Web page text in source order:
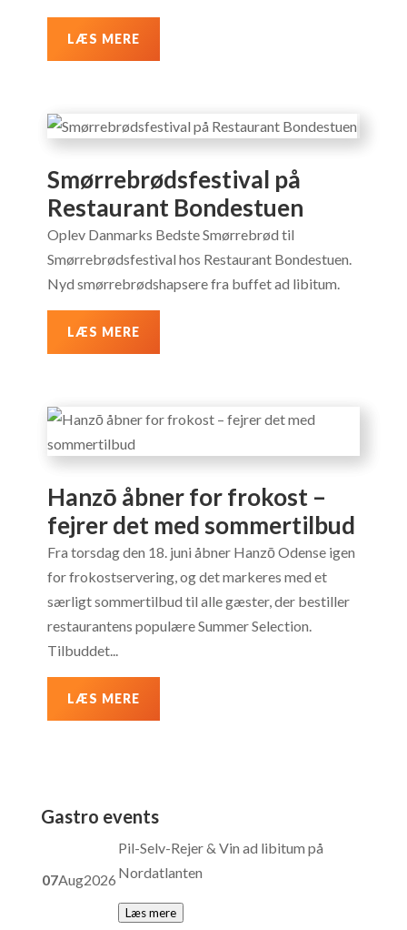
LÆS MERE
Smørrebrødsfestival på
Restaurant Bondestuen
Oplev Danmarks Bedste Smørrebrød til
Smørrebrødsfestival hos Restaurant Bondestuen.
Nyd smørrebrødshapsere fra buffet ad libitum.
LÆS MERE
Hanzō åbner for frokost –
fejrer det med sommertilbud
Fra torsdag den 18. juni åbner Hanzō Odense igen
for frokostservering, og det markeres med et
særligt sommertilbud til alle gæster, der bestiller
restaurantens populære Summer Selection.
Tilbuddet...
LÆS MERE
Gastro events
07Aug2026
Pil-Selv-Rejer & Vin ad libitum på
Nordatlanten
Læs mere